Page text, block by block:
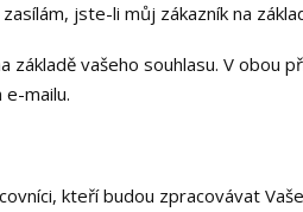
jste-li můj zákazník na
vašeho souhlasu. V obou
mailu.
kteří budou zpracovávat